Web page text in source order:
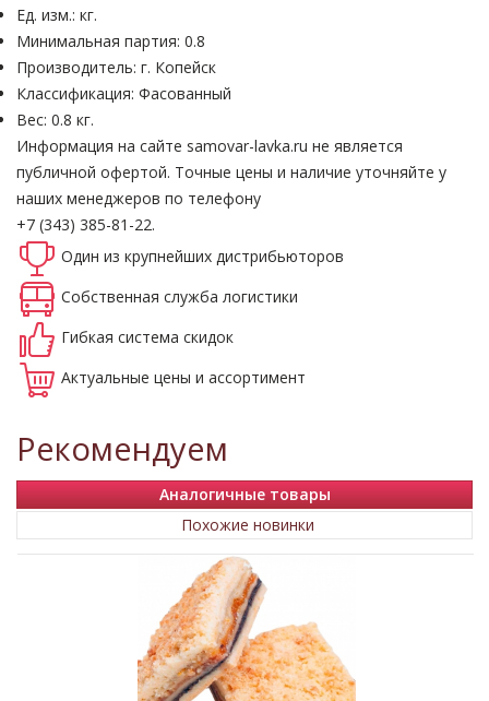
Ед. изм.: кг.
Минимальная партия: 0.8
Производитель: г. Копейск
Классификация: Фасованный
Вес: 0.8 кг.
Информация на сайте samovar-lavka.ru не является
публичной офертой. Точные цены и наличие уточняйте у
наших менеджеров по телефону
+7 (343) 385-81-22.
Один из крупнейших дистрибьюторов
Собственная служба логистики
Гибкая система скидок
Актуальные цены и ассортимент
Рекомендуем
Аналогичные товары
Похожие новинки